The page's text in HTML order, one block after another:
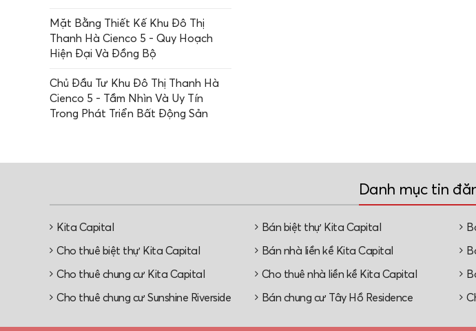
Mặt Bằng Thiết Kế Khu Đô Thị
Thanh Hà Cienco 5 - Quy Hoạch
Hiện Đại Và Đồng Bộ
Chủ Đầu Tư Khu Đô Thị Thanh Hà
Cienco 5 - Tầm Nhìn Và Uy Tín
Trong Phát Triển Bất Động Sản
Danh mục tin
Kita Capital Bán biệt thự Kita Capital
Cho thuê biệt thự Kita Capital Bán nhà liền kề Kita Capital
Cho thuê chung cư Kita Capital Cho thuê nhà liền kề Kita Capital
Cho thuê chung cư Sunshine Riverside Bán chung cư Tây Hồ Residence